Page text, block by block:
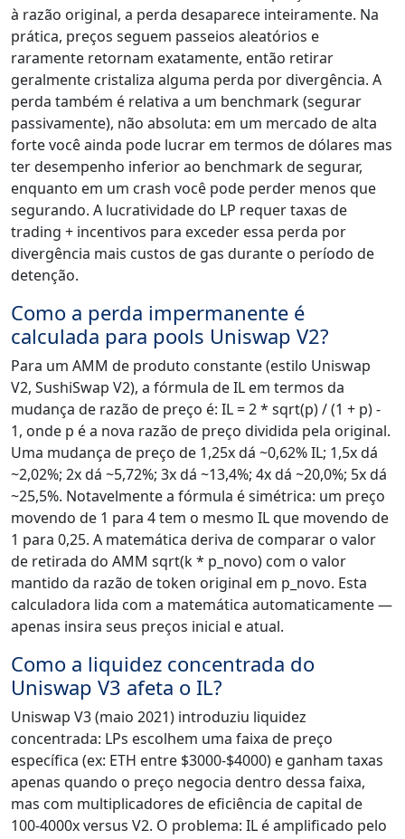
à razão original, a perda desaparece inteiramente. Na
prática, preços seguem passeios aleatórios e
raramente retornam exatamente, então retirar
geralmente cristaliza alguma perda por divergência. A
perda também é relativa a um benchmark (segurar
passivamente), não absoluta: em um mercado de alta
forte você ainda pode lucrar em termos de dólares mas
ter desempenho inferior ao benchmark de segurar,
enquanto em um crash você pode perder menos que
segurando. A lucratividade do LP requer taxas de
trading + incentivos para exceder essa perda por
divergência mais custos de gas durante o período de
detenção.
Como a perda impermanente é
calculada para pools Uniswap V2?
Para um AMM de produto constante (estilo Uniswap
V2, SushiSwap V2), a fórmula de IL em termos da
mudança de razão de preço é: IL = 2 * sqrt(p) / (1 + p) -
1, onde p é a nova razão de preço dividida pela original.
Uma mudança de preço de 1,25x dá ~0,62% IL; 1,5x dá
~2,02%; 2x dá ~5,72%; 3x dá ~13,4%; 4x dá ~20,0%; 5x dá
~25,5%. Notavelmente a fórmula é simétrica: um preço
movendo de 1 para 4 tem o mesmo IL que movendo de
1 para 0,25. A matemática deriva de comparar o valor
de retirada do AMM sqrt(k * p_novo) com o valor
mantido da razão de token original em p_novo. Esta
calculadora lida com a matemática automaticamente —
apenas insira seus preços inicial e atual.
Como a liquidez concentrada do
Uniswap V3 afeta o IL?
Uniswap V3 (maio 2021) introduziu liquidez
concentrada: LPs escolhem uma faixa de preço
específica (ex: ETH entre $3000-$4000) e ganham taxas
apenas quando o preço negocia dentro dessa faixa,
mas com multiplicadores de eficiência de capital de
100-4000x versus V2. O problema: IL é amplificado pelo